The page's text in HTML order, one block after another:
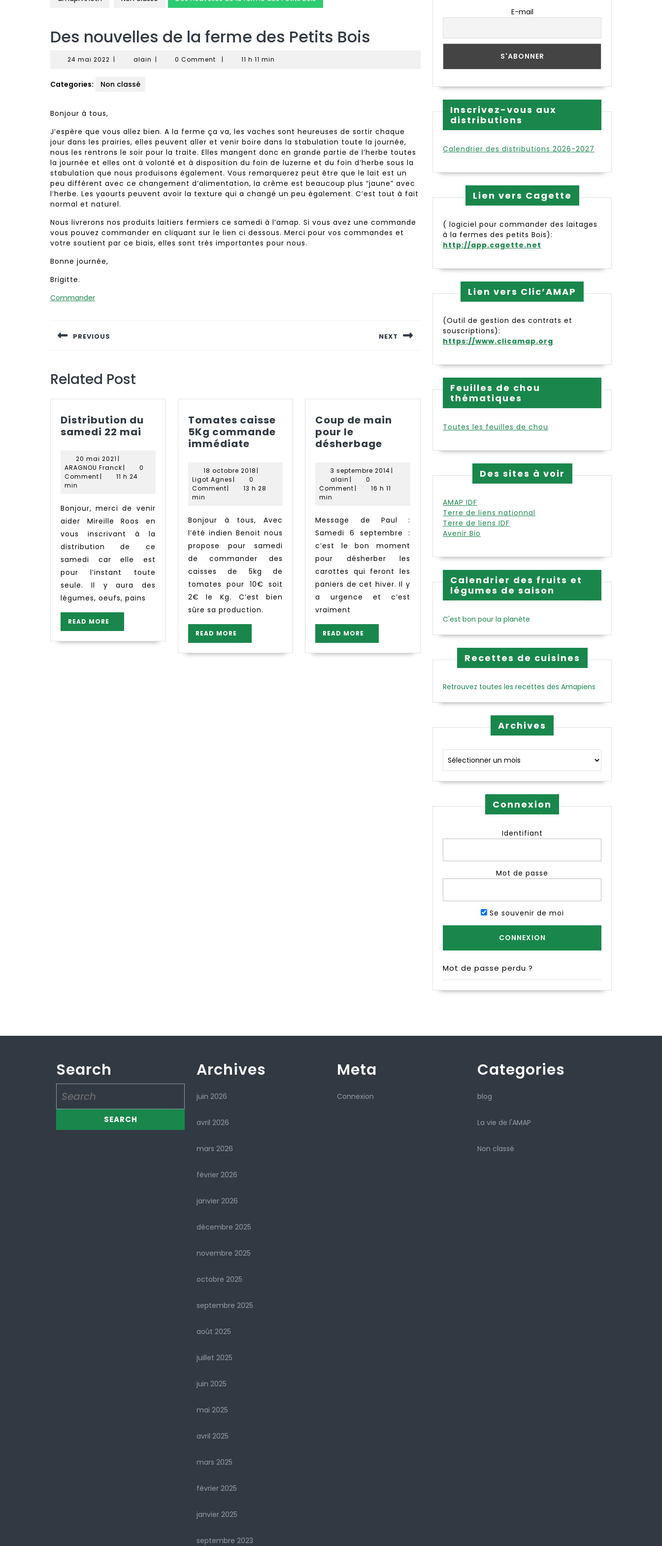
Des nouvelles de la ferme des Petits Bois
24 mai 2022 24| alain alain
| 0 Comment | 11 h 11 min
Categories: Non classé
Bonjour à tous,
J’espère que vous allez bien. A la ferme ça va, les vaches sont heureuses de sortir chaque
jour dans les prairies, elles peuvent aller et venir boire dans la stabulation toute la journée,
nous les rentrons le soir pour la traite. Elles mangent donc en grande partie de l’herbe toutes
la journée et elles ont à volonté et à disposition du foin de luzerne et du foin d’herbe sous la
stabulation que nous produisons également. Vous remarquerez peut être que le lait est un
peu différent avec ce changement d’alimentation, la crème est beaucoup plus “jaune” avec
l’herbe. Les yaourts peuvent avoir la texture qui a changé un peu également. C’est tout à fait
normal et naturel.
Nous livrerons nos produits laitiers fermiers ce samedi à l’amap. Si vous avez une commande
vous pouvez commander en cliquant sur le lien ci dessous. Merci pour vos commandes et
votre soutient par ce biais, elles sont très importantes pour nous.
Bonne journée,
Brigitte.
Commander
de PREVIOUS NEXT
Related Post
Distribution du
samedi 22 mai Distribution
22
20 mai 2021 20
mai
2021
|
ARAGNOU FranckARAGNOU
Franck
|
0
Comment |
11 h 24
min
Bonjour, merci de venir
aider Mireille Roos en
vous inscrivant à la
distribution de ce
samedi car elle est
pour l’instant toute
seule. Il y aura des
légumes, oeufs, pains
READ MORE
MORE
Tomates caisse
5Kg commande
immédiateTomates
5Kg
commande
immédiate
18 octobre 201818
2018
|
Ligot AgnesLigot
Agnes
|
0
Comment|
13 h 28
min
Bonjour à tous, Avec
l’été indien Benoit nous
propose pour samedi
de commander des
caisses de 5kg de
tomates pour 10€ soit
2€ le Kg. C’est bien
sûre sa production.
READ MORE
MORE
Coup de main
pour le
désherbage
main
le
désherbage
3 septembre 20143
2014
|
alain alain
|
0
Comment |
16 h 11
min
Message de Paul :
Samedi 6 septembre :
c’est le bon moment
pour désherber les
carottes qui feront les
paniers de cet hiver. Il y
a urgence et c’est
vraiment
READ MORE
MORE
E-mail
Inscrivez-vous aux
distributions
Calendrier des distributions 2026-2027
Lien vers Cagette
( logiciel pour commander des laitages
à la fermes des petits Bois):
http://app.cagette.net
Lien vers Clic’AMAP
(Outil de gestion des contrats et
souscriptions):
https://www.clicamap.org
Feuilles de chou
thématiques
Toutes les feuilles de chou
Des sites à voir
AMAP IDF
Terre de liens nationnal
Terre de liens IDF
Avenir Bio
Calendrier des fruits et
légumes de saison
C'est bon pour la planète
Recettes de cuisines
Retrouvez toutes les recettes des Amapiens
Archives
Connexion
Identifiant
Mot de passe
Se souvenir de moi
Mot de passe perdu ?
Search
for:
Archives
juin 2026
avril 2026
mars 2026
février 2026
janvier 2026
décembre 2025
novembre 2025
octobre 2025
septembre 2025
août 2025
juillet 2025
juin 2025
mai 2025
avril 2025
mars 2025
février 2025
janvier 2025
septembre 2023
Meta
Connexion
Categories
blog
La vie de l'AMAP
Non classé